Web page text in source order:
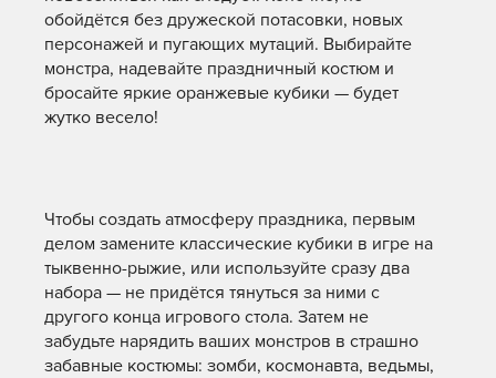
обойдётся без дружеской потасовки, новых
персонажей и пугающих мутаций. Выбирайте
монстра, надевайте праздничный костюм и
бросайте яркие оранжевые кубики — будет
жутко весело!
Чтобы создать атмосферу праздника, первым
делом замените классические кубики в игре на
тыквенно-рыжие, или используйте сразу два
набора — не придётся тянуться за ними с
другого конца игрового стола. Затем не
забудьте нарядить ваших монстров в страшно
забавные костюмы: зомби, космонавта, ведьмы,